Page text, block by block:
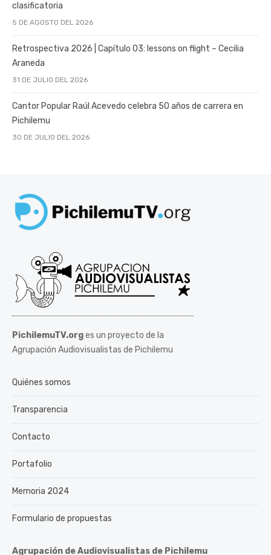
clasificatoria
5 DE AGOSTO DEL 2026
Retrospectiva 2026 | Capítulo 03: lessons on flight – Cecilia
Araneda
31 DE JULIO DEL 2026
Cantor Popular Raúl Acevedo celebra 50 años de carrera en
Pichilemu
30 DE JULIO DEL 2026
PichilemuTV.orges un proyecto de la
Agrupación Audiovisualistas de Pichilemu
Quiénes somos
Transparencia
Contacto
Portafolio
Memoria 2024
Formulario de propuestas
Agrupación de Audiovisualistas de Pichilemu